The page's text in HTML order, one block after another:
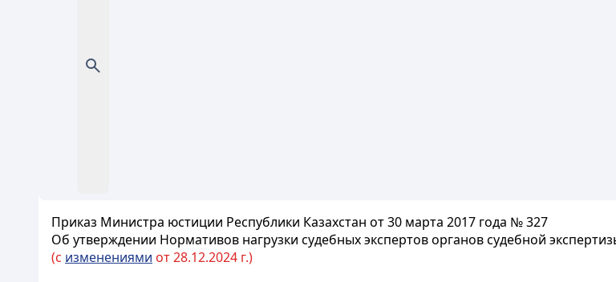
Приказ Министра юстиции Республики Казахстан от 30 марта 2017 года № 327
Об утверждении Нормативов нагрузки судебных экспертов органов судебной
(с изменениями от 28.12.2024 г.)